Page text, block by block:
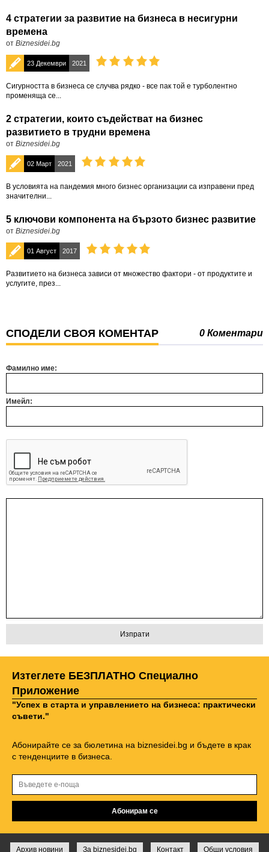
4 стратегии за развитие на бизнеса в несигурни
времена
от Biznesidei.bg
23 Декември 2021
Сигурността в бизнеса се случва рядко - все пак той е турболентно
променяща се...
2 стратегии, които съдействат на бизнес
развитието в трудни времена
от Biznesidei.bg
02 Март 2021
В условията на пандемия много бизнес организации са изправени пред
значителни...
5 ключови компонента на бързото бизнес развитие
от Biznesidei.bg
01 Август 2017
Развитието на бизнеса зависи от множество фактори - от продуктите и
услугите, през...
СПОДЕЛИ СВОЯ КОМЕНТАР 0 Коментари
Фамилно име:
Имейл:
Изтеглете БЕЗПЛАТНО Специално
Приложение
"Успех в старта и управлението на бизнеса: практически
съвети."
Абонирайте се за бюлетина на biznesidei.bg и бъдете в крак
с тенденциите в бизнеса.
Архив новини За biznesidei.bg Контакт Общи условия